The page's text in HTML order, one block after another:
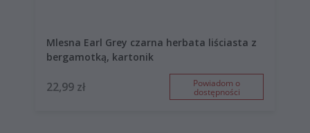
Mlesna Earl Grey czarna herbata liściasta z
bergamotką, kartonik
22,99 zł Powiadom o
dostępności